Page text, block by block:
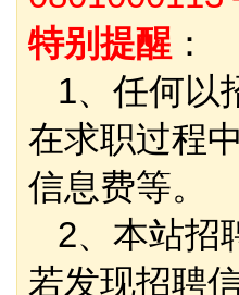
特别提醒 ：
1、任何以
在求职过程
信息费等。
2、本站招
若发现招聘